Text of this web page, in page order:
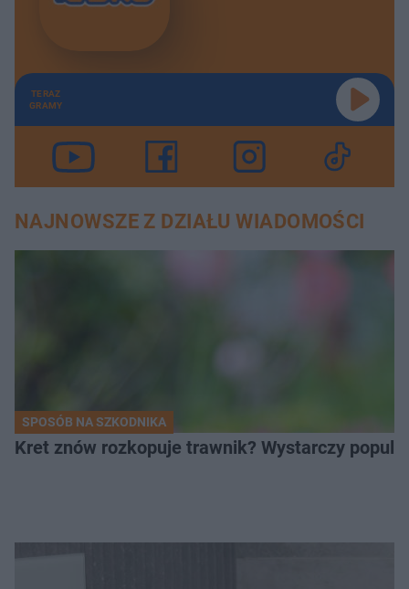
TERAZ
GRAMY
NAJNOWSZE Z DZIAŁU WIADOMOŚCI
SPOSÓB NA SZKODNIKA
Kret znów rozkopuje trawnik? Wystarczy